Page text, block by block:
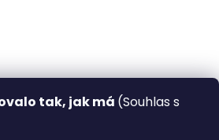
tak, jak má (Souhlas s
Bonus™